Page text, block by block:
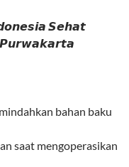
𝙎𝙚𝙝𝙖𝙩
𝙋𝙪𝙧𝙬𝙖𝙠𝙖𝙧𝙩𝙖
bahan baku
saat mengoperasikan